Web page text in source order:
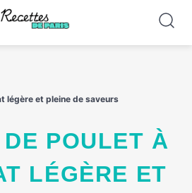
légère et pleine de saveurs
LÉGÈRE ET